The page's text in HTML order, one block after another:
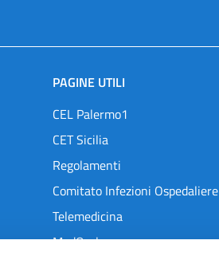
PAGINE UTILI
CEL Palermo1
CET Sicilia
Regolamenti
Comitato Infezioni Ospedaliere
Telemedicina
MedOral